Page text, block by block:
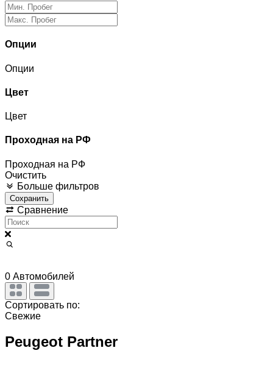
Опции
Опции
Цвет
Цвет
Проходная на РФ
Проходная на РФ
Очистить
Больше фильтров
Сохранить
Сравнение
0 Автомобилей
Сортировать по:
Свежие
Peugeot Partner